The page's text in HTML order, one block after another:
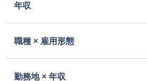
年収
職種 × 雇用形態
勤務地 × 年収